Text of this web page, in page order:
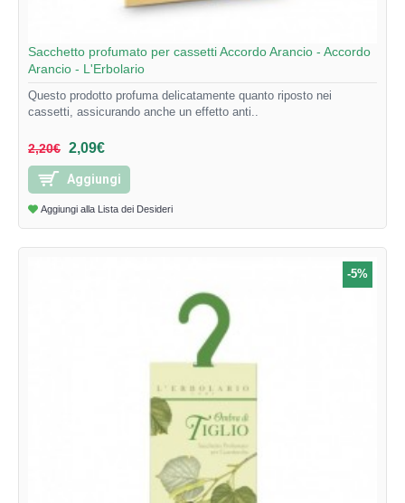
Sacchetto profumato per cassetti Accordo Arancio - Accordo
Arancio - L'Erbolario
Questo prodotto profuma delicatamente quanto riposto nei
cassetti, assicurando anche un effetto anti..
2,20€ 2,09€
Aggiungi
Aggiungi alla Lista dei Desideri
-5%